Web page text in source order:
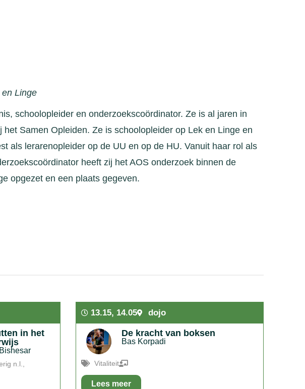
Linge
schoolopleider en onderzoekscoördinator. Ze is al jaren in
Samen Opleiden. Ze is schoolopleider op Lek en Linge en
als lerarenopleider op de UU en op de HU. Vanuit haar rol als
heeft zij het AOS onderzoek binnen de
opgezet en een plaats gegeven.
in het
n.l.,
13.15, 14.05 dojo
De kracht van boksen
Bas Korpadi
Vitaliteit
Lees meer